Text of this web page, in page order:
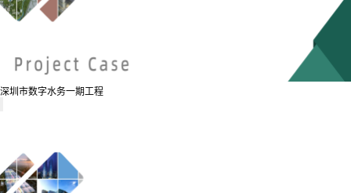
深圳市数字水务一期工程